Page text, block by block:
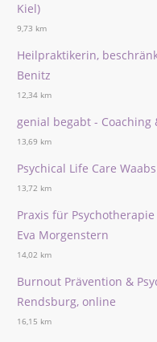
Kiel)
9,73 km
Heilpraktikerin,
Benitz
12,34 km
genial begabt -
13,69 km
Psychical Life Care Waabs
13,72 km
Praxis für
Eva Morgenstern
14,02 km
Burnout Prävention &
Rendsburg, online
16,15 km